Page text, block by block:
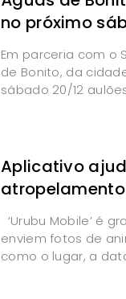
no próximo
Em parceria com o
de Bonito, da
sábado 20/12
Aplicativo
‘Urubu Mobile’ é
enviem fotos de
como o lugar, a